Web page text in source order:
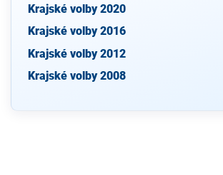
Krajské volby 2020
Krajské volby 2016
Krajské volby 2012
Krajské volby 2008